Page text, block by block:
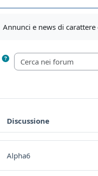
Annunci e news di carattere
Stato
Discussione
Alpha6